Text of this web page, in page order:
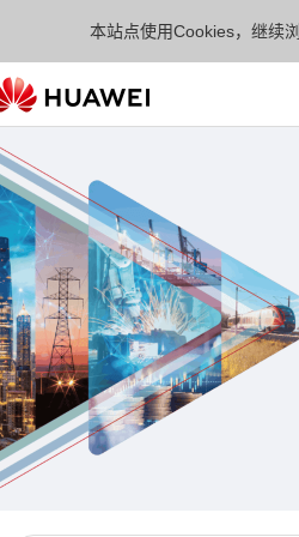
本站点使用Cookies，继续